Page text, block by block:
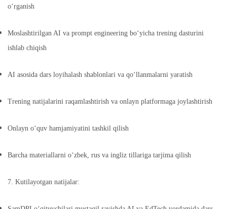
o‘rganish
Moslashtirilgan AI va prompt engineering bo‘yicha trening dasturini
ishlab chiqish
AI asosida dars loyihalash shablonlari va qo‘llanmalarni yaratish
Trening natijalarini raqamlashtirish va onlayn platformaga joylashtirish
Onlayn o‘quv hamjamiyatini tashkil qilish
Barcha materiallarni o‘zbek, rus va ingliz tillariga tarjima qilish
7. Kutilayotgan natijalar: